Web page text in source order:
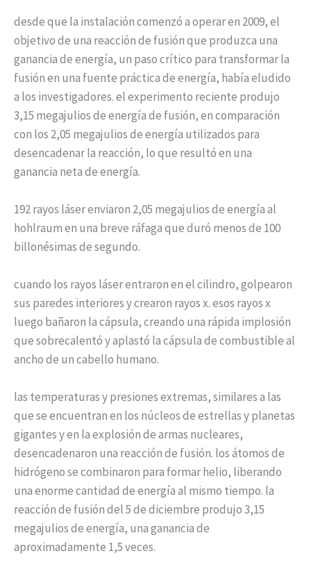
desde que la instalación comenzó a operar en 2009, el
objetivo de una reacción de fusión que produzca una
ganancia de energía, un paso crítico para transformar la
fusión en una fuente práctica de energía, había eludido
a los investigadores. el experimento reciente produjo
3,15 megajulios de energía de fusión, en comparación
con los 2,05 megajulios de energía utilizados para
desencadenar la reacción, lo que resultó en una
ganancia neta de energía.
192 rayos láser enviaron 2,05 megajulios de energía al
hohlraum en una breve ráfaga que duró menos de 100
billonésimas de segundo.
cuando los rayos láser entraron en el cilindro, golpearon
sus paredes interiores y crearon rayos x. esos rayos x
luego bañaron la cápsula, creando una rápida implosión
que sobrecalentó y aplastó la cápsula de combustible al
ancho de un cabello humano.
las temperaturas y presiones extremas, similares a las
que se encuentran en los núcleos de estrellas y planetas
gigantes y en la explosión de armas nucleares,
desencadenaron una reacción de fusión. los átomos de
hidrógeno se combinaron para formar helio, liberando
una enorme cantidad de energía al mismo tiempo. la
reacción de fusión del 5 de diciembre produjo 3,15
megajulios de energía, una ganancia de
aproximadamente 1,5 veces.